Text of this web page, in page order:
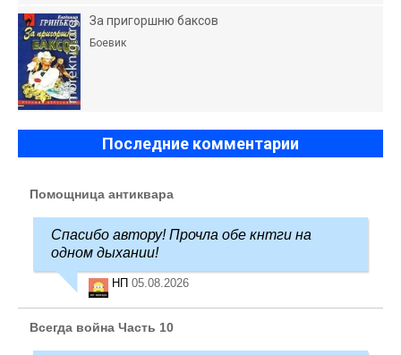
За пригоршню баксов
Боевик
Последние комментарии
Помощница антиквара
Спасибо автору! Прочла обе кнтги на
одном дыхании!
НП 05.08.2026
Всегда война Часть 10